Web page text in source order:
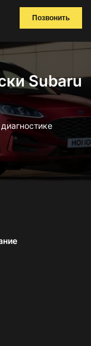
Позвонить
Subaru